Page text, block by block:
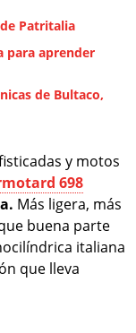
Patritalia
para aprender
de Bultaco,
y motos
698
Más ligera, más
buena parte
italiana
que lleva